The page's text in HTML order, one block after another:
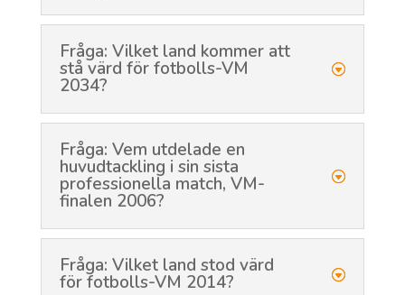
Fråga: Vilket land kommer att
stå värd för fotbolls-VM
2034?
Fråga: Vem utdelade en
huvudtackling i sin sista
professionella match, VM-
finalen 2006?
Fråga: Vilket land stod värd
för fotbolls-VM 2014?